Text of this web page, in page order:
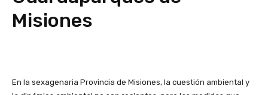
Misiones
En la sexagenaria Provincia de Misiones, la cuestión ambiental y